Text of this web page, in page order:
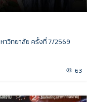
วิทยาลัย ครั้งที่ 7/2569
63